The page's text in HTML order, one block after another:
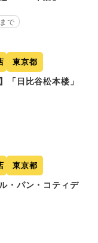
で
東京都
「日比谷松本楼」
東京都
・パン・コティデ